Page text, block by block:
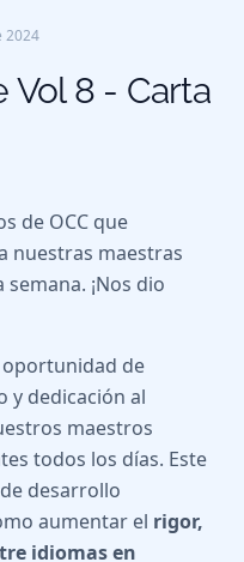
2024
Vol 8 - Carta
de OCC que
nuestras maestras
¡Nos dio
de
y dedicación al
maestros
todos los días. Este
desarrollo
aumentar el rigor,
idiomas en